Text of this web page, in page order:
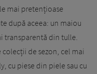
mai pretențioase
după aceea: un maiou
transparentă din tulle.
de sezon, cel mai
cu piese din piele sau cu